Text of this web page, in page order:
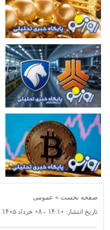
صفحه نخست » عمومی
تاریخ انتشار: ۱۴:۱۰ - ۰۸ خرداد ۱۴۰۵